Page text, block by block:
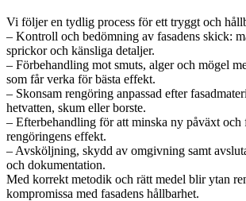
Vi följer en tydlig process för ett tryggt och
– Kontroll och bedömning av fasadens skick:
sprickor och känsliga detaljer.
– Förbehandling mot smuts, alger och mögel
som får verka för bästa effekt.
– Skonsam rengöring anpassad efter
hetvatten, skum eller borste.
– Efterbehandling för att minska ny påväxt och
rengöringens effekt.
– Avsköljning, skydd av omgivning samt
och dokumentation.
Med korrekt metodik och rätt medel blir ytan
kompromissa med fasadens hållbarhet.